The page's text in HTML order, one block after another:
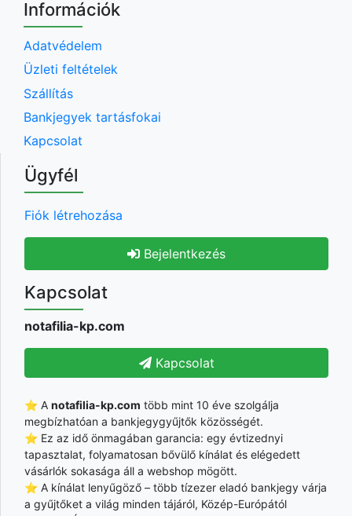
Információk
Adatvédelem
Üzleti feltételek
Szállítás
Bankjegyek tartásfokai
Kapcsolat
Ügyfél
Fiók létrehozása
Bejelentkezés
Kapcsolat
notafilia-kp.com
Kapcsolat
⭐ A notafilia-kp.com több mint 10 éve szolgálja
megbízhatóan a bankjegygyűjtők közösségét.
⭐ Ez az idő önmagában garancia: egy évtizednyi
tapasztalat, folyamatosan bővülő kínálat és elégedett
vásárlók sokasága áll a webshop mögött.
⭐ A kínálat lenyűgöző – több tízezer eladó bankjegy várja
a gyűjtőket a világ minden tájáról, Közép-Európától